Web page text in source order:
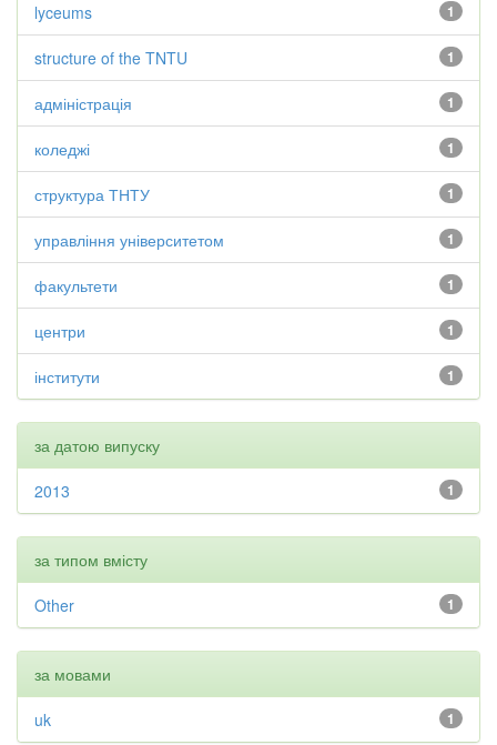
1
lyceums
1
structure of the TNTU
1
адміністрація
1
коледжі
1
структура ТНТУ
1
управління університетом
1
факультети
1
центри
1
інститути
за датою випуску
1
2013
за типом вмісту
1
Other
за мовами
1
uk